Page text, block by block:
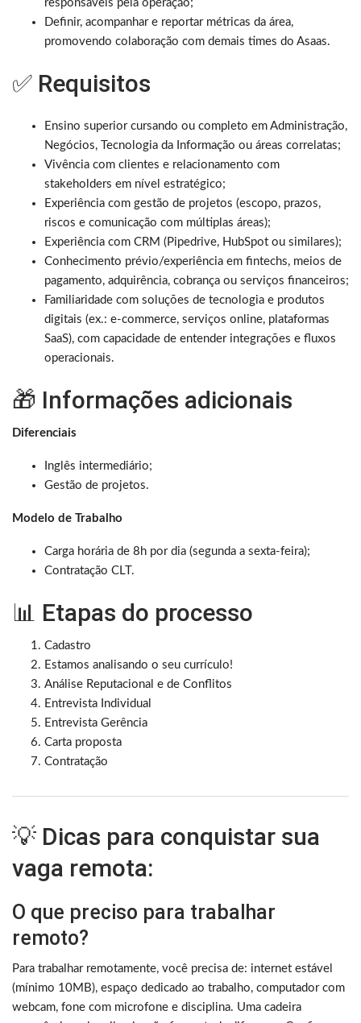
responsáveis pela operação;
Definir, acompanhar e reportar métricas da área,
promovendo colaboração com demais times do Asaas.
✅ Requisitos
Ensino superior cursando ou completo em Administração,
Negócios, Tecnologia da Informação ou áreas correlatas;
Vivência com clientes e relacionamento com
stakeholders em nível estratégico;
Experiência com gestão de projetos (escopo, prazos,
riscos e comunicação com múltiplas áreas);
Experiência com CRM (Pipedrive, HubSpot ou similares);
Conhecimento prévio/experiência em fintechs, meios de
pagamento, adquirência, cobrança ou serviços financeiros;
Familiaridade com soluções de tecnologia e produtos
digitais (ex.: e-commerce, serviços online, plataformas
SaaS), com capacidade de entender integrações e fluxos
operacionais.
🎁 Informações adicionais
Diferenciais
Inglês intermediário;
Gestão de projetos.
Modelo de Trabalho
Carga horária de 8h por dia (segunda a sexta-feira);
Contratação CLT.
📊 Etapas do processo
Cadastro
Estamos analisando o seu currículo!
Análise Reputacional e de Conflitos
Entrevista Individual
Entrevista Gerência
Carta proposta
Contratação
💡 Dicas para conquistar sua
vaga remota:
O que preciso para trabalhar
remoto?
Para trabalhar remotamente, você precisa de: internet estável
(mínimo 10MB), espaço dedicado ao trabalho, computador com
webcam, fone com microfone e disciplina. Uma cadeira